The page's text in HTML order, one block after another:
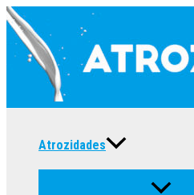
Ir
contenido
Atrozidades